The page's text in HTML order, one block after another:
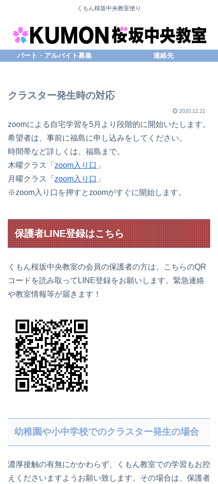
くもん桜坂中央教室便り
パート・アルバイト募集 連絡先
クラスター発生時の対応
2020.12.21
zoomによる自宅学習を5月より段階的に開始いたします。
希望者は、事前に福島に申し込みをしてください。
時間帯など詳しくは、福島まで。
木曜クラス「 zoom入り口 」
月曜クラス「 zoom入り口 」
※zoom入り口を押すとzoomがすぐに開始します。
保護者LINE登録はこちら
くもん桜坂中央教室の会員の保護者の方は、こちらのQR
コードを読み取ってLINE登録をお願いします。緊急連絡
や教室情報等が届きます！
幼稚園や小中学校でのクラスター発生の場合
濃厚接触の有無にかかわらず、くもん教室での学習もお控
えくださいますようお願い致します。その場合は、保護者